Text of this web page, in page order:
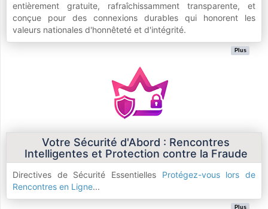
entièrement gratuite, rafraîchissamment transparente, et
conçue pour des connexions durables qui honorent les
valeurs nationales d'honnêteté et d'intégrité.
Plus
Votre Sécurité d'Abord : Rencontres
Intelligentes et Protection contre la Fraude
Directives de Sécurité Essentielles Protégez-vous lors de
Rencontres en Ligne...
Plus